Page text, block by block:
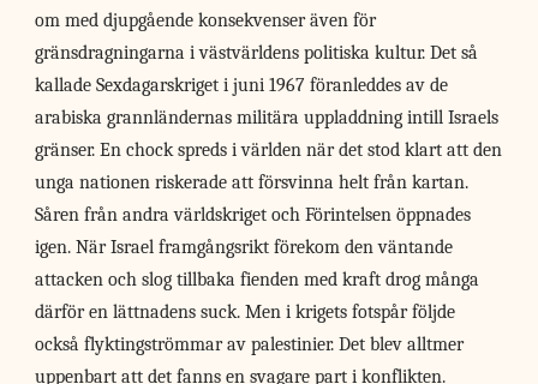
om med djupgående konsekvenser även för
gränsdragningarna i västvärldens politiska kultur. Det så
kallade Sexdagarskriget i juni 1967 föranleddes av de
arabiska grannländernas militära uppladdning intill Israels
gränser. En chock spreds i världen när det stod klart att den
unga nationen riskerade att försvinna helt från kartan.
Såren från andra världskriget och Förintelsen öppnades
igen. När Israel framgångsrikt förekom den väntande
attacken och slog tillbaka fienden med kraft drog många
därför en lättnadens suck. Men i krigets fotspår följde
också flyktingströmmar av palestinier. Det blev alltmer
uppenbart att det fanns en svagare part i konflikten.